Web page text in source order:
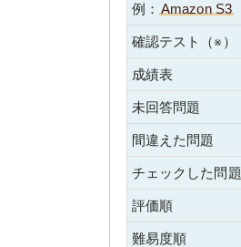
例： Amazon S3
確認テスト（※）
成績表
未回答問題
間違えた問題
チェックした問題
評価順
難易度順